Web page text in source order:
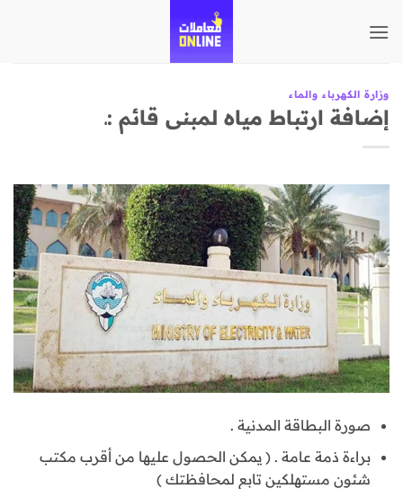
للمحتوى
وزارة الكهرباء والماء
إضافة ارتباط مياه لمبنى قائم :ـ
صورة البطاقة المدنية .
براءة ذمة عامة . ( يمكن الحصول عليها من أقرب مكتب
شئون مستهلكين تابع لمحافظتك )